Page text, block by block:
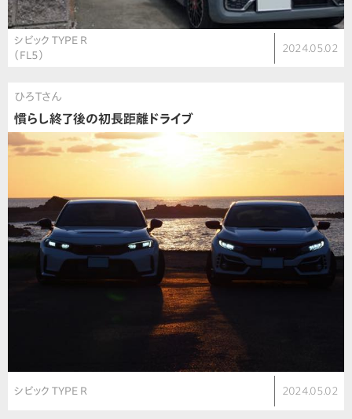
シビック TYPE R
（FL5）
2024.05.02
ひろTさん
慣らし終了後の初長距離ドライブ
シビック TYPE R 2024.05.02